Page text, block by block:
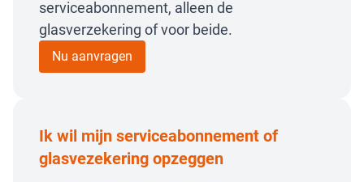
serviceabonnement, alleen de
glasverzekering of voor beide.
Nu aanvragen
Ik wil mijn serviceabonnement of
glasvezekering opzeggen